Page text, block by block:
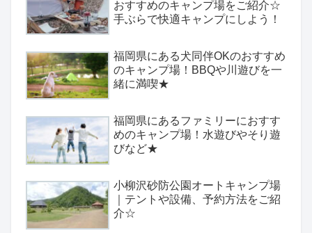
おすすめのキャンプ場をご紹介☆
手ぶらで快適キャンプにしよう！
福岡県にある犬同伴OKのおすすめ
のキャンプ場！BBQや川遊びを一
緒に満喫★
福岡県にあるファミリーにおすす
めのキャンプ場！水遊びやそり遊
びなど★
小柳沢砂防公園オートキャンプ場
｜テントや設備、予約方法をご紹
介☆